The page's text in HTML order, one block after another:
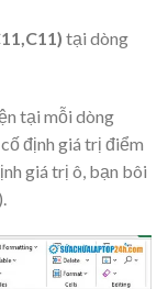
tại dòng
tại mỗi dòng
định giá trị điểm
giá trị ô, bạn bôi
).